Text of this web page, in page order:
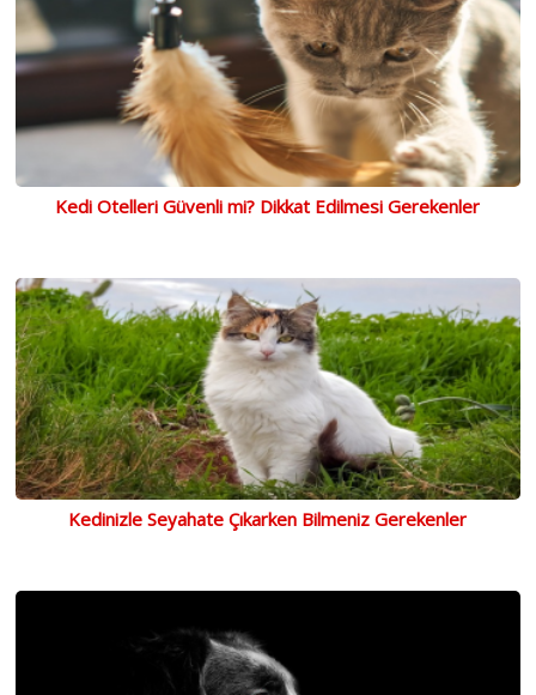
Kedi Otelleri Güvenli mi? Dikkat Edilmesi Gerekenler
Kedinizle Seyahate Çıkarken Bilmeniz Gerekenler